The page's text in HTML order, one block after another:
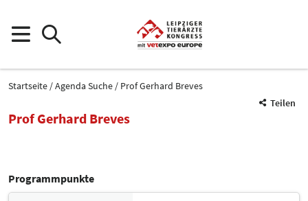
Startseite Agenda Suche
Prof Gerhard Breves
Teilen
Prof Gerhard Breves
Programmpunkte